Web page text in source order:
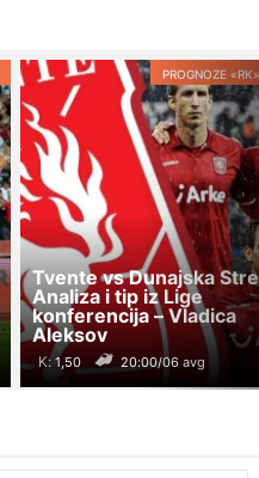
PROGNOZE
Tvente vs Dunajska
Analiza i tip iz Lige
konferencija – Vladica
Aleksov
K: 20:00/06 avg